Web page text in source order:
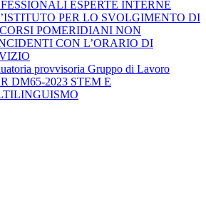
ESPERTE INTERNE
PER LO SVOLGIMENTO DI
POMERIDIANI NON
CON L’ORARIO DI
provvisoria Gruppo di Lavoro
DM65-2023 STEM E